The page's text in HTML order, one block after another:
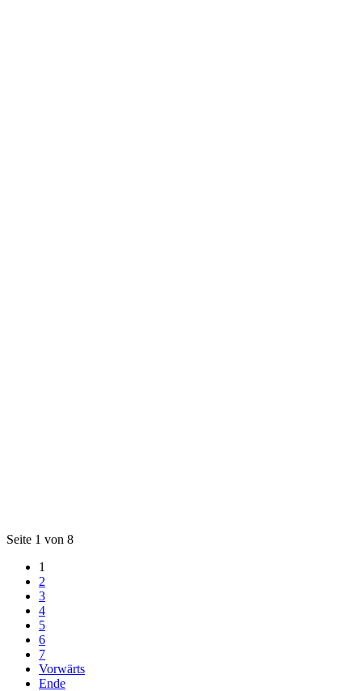
Seite 1 von 8
1
2
3
4
5
6
7
Vorwärts
Ende